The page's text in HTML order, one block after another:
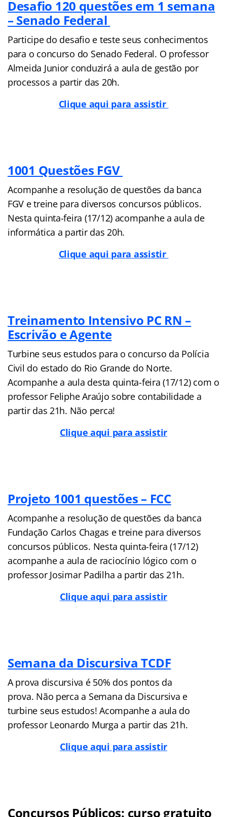
Desafio 120 questões em 1 semana
– Senado Federal
Participe do desafio e teste seus conhecimentos
para o concurso do Senado Federal. O professor
Almeida Junior conduzirá a aula de gestão por
processos a partir das 20h.
Clique aqui para assistir
1001 Questões FGV
Acompanhe a resolução de questões da banca
FGV e treine para diversos concursos públicos.
Nesta quinta-feira (17/12) acompanhe a aula de
informática a partir das 20h.
Clique aqui para assistir
Treinamento Intensivo PC RN –
Escrivão e Agente
Turbine seus estudos para o concurso da Polícia
Civil do estado do Rio Grande do Norte.
Acompanhe a aula desta quinta-feira (17/12) com o
professor Feliphe Araújo sobre contabilidade a
partir das 21h. Não perca!
Clique aqui para assistir
Projeto 1001 questões – FCC
Acompanhe a resolução de questões da banca
Fundação Carlos Chagas e treine para diversos
concursos públicos. Nesta quinta-feira (17/12)
acompanhe a aula de raciocínio lógico com o
professor Josimar Padilha a partir das 21h.
Clique aqui para assistir
Semana da Discursiva TCDF
A prova discursiva é 50% dos pontos da
prova. Não perca a Semana da Discursiva e
turbine seus estudos! Acompanhe a aula do
professor Leonardo Murga a partir das 21h.
Clique aqui para assistir
Concursos Públicos: curso gratuito